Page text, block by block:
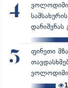
4
დანიშვნას
5
ფინეთი